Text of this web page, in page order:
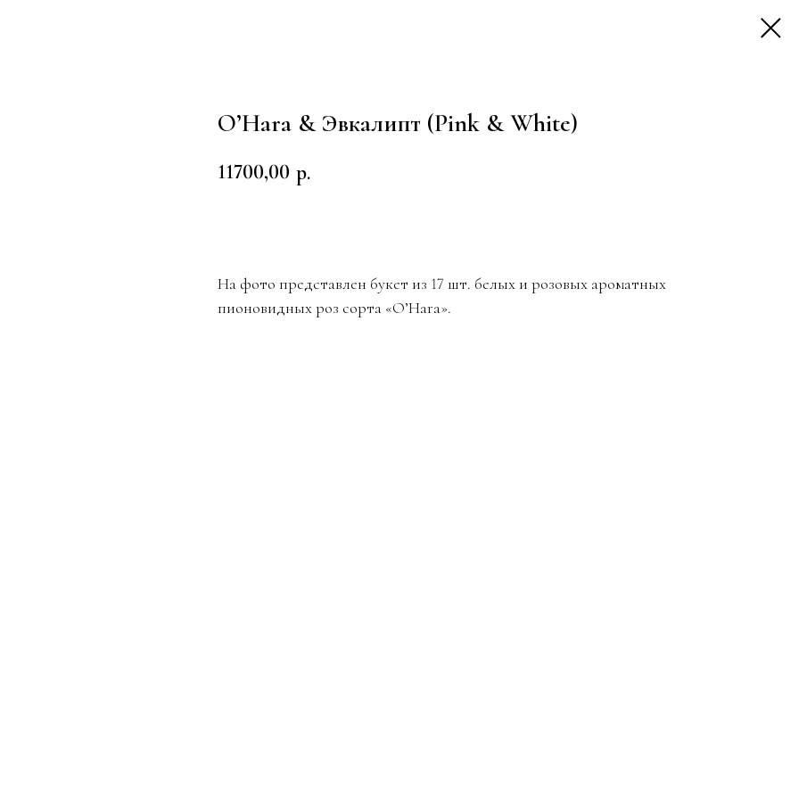
O’Hara & Эвкалипт (Pink & White)
11700,00 р.
На фото представлен букет из 17 шт. белых и розовых ароматных
пионовидных роз сорта «O’Hara».